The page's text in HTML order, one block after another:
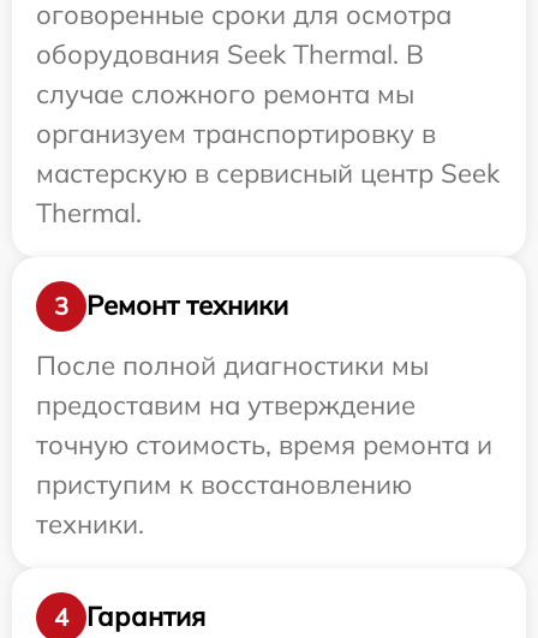
оговоренные сроки для осмотра
оборудования Seek Thermal. В
случае сложного ремонта мы
организуем транспортировку в
мастерскую в сервисный центр Seek
Thermal.
3
Ремонт техники
После полной диагностики мы
предоставим на утверждение
точную стоимость, время ремонта и
приступим к восстановлению
техники.
4
Гарантия